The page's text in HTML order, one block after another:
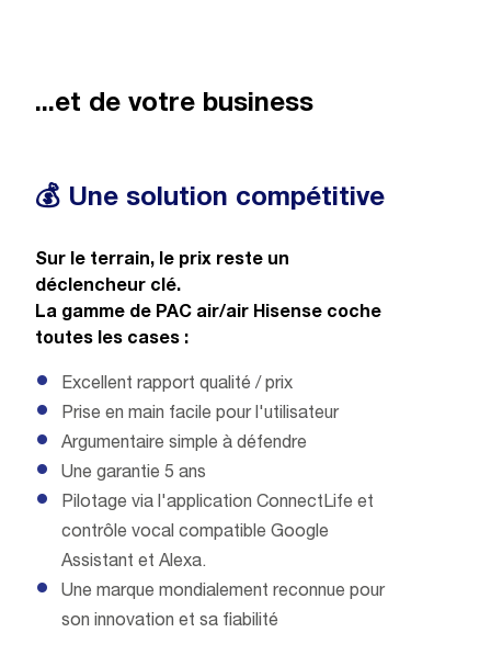
...et de votre business
💰 Une solution compétitive
Sur le terrain, le prix reste un
déclencheur clé.
La gamme de PAC air/air Hisense coche
toutes les cases :
Excellent rapport qualité / prix
Prise en main facile pour l'utilisateur
Argumentaire simple à défendre
Une garantie 5 ans
Pilotage via l'application ConnectLife et
contrôle vocal compatible Google
Assistant et Alexa.
Une marque mondialement reconnue pour
son innovation et sa fiabilité